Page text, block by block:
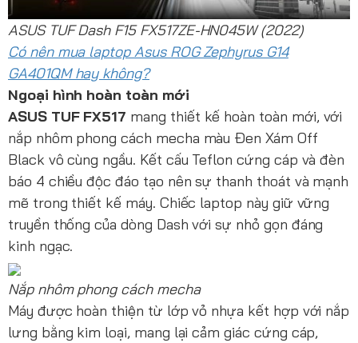
ASUS TUF Dash F15 FX517ZE-HN045W (2022)
Có nên mua laptop Asus ROG Zephyrus G14
GA401QM hay không?
Ngoại hình hoàn toàn mới
ASUS TUF FX517 mang thiết kế hoàn toàn mới, với
nắp nhôm phong cách mecha màu Đen Xám Off
Black vô cùng ngầu. Kết cấu Teflon cứng cáp và đèn
báo 4 chiều độc đáo tạo nên sự thanh thoát và mạnh
mẽ trong thiết kế máy. Chiếc laptop này giữ vững
truyền thống của dòng Dash với sự nhỏ gọn đáng
kinh ngạc.
Nắp nhôm phong cách mecha
Máy được hoàn thiện từ lớp vỏ nhựa kết hợp với nắp
lưng bằng kim loại, mang lại cảm giác cứng cáp,